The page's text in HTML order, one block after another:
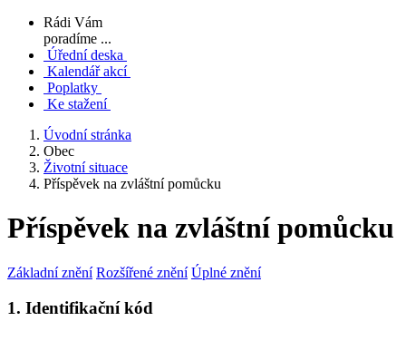
Rádi Vám
poradíme ...
Úřední deska
Kalendář akcí
Poplatky
Ke stažení
Úvodní stránka
Obec
Životní situace
Příspěvek na zvláštní pomůcku
Příspěvek na zvláštní pomůcku
Základní znění Rozšířené znění Úplné znění
1. Identifikační kód